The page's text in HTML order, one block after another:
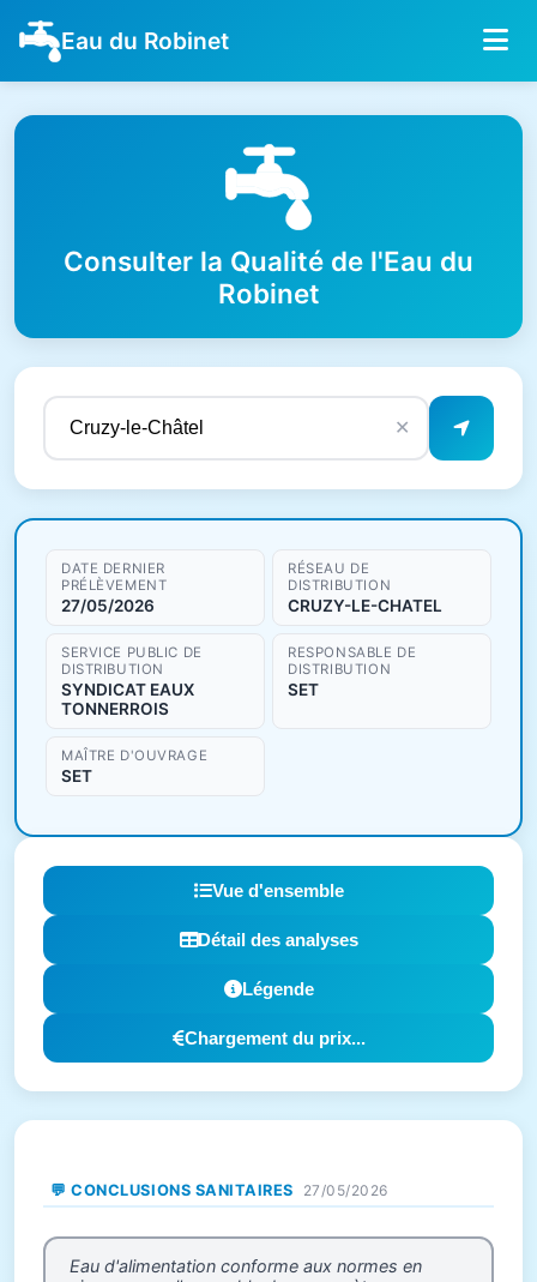
Eau du Robinet
Consulter la Qualité de l'Eau du
Robinet
✕
Résultats de qualité de l'eau
DATE DERNIER
PRÉLÈVEMENT
27/05/2026
RÉSEAU DE
DISTRIBUTION
CRUZY-LE-CHATEL
SERVICE PUBLIC DE
DISTRIBUTION
SYNDICAT EAUX
TONNERROIS
RESPONSABLE DE
DISTRIBUTION
SET
MAÎTRE D'OUVRAGE
SET
Vue d'ensemble
Détail des analyses
Légende
Chargement du prix...
💬 CONCLUSIONS SANITAIRES 27/05/2026
Eau d'alimentation conforme aux normes en